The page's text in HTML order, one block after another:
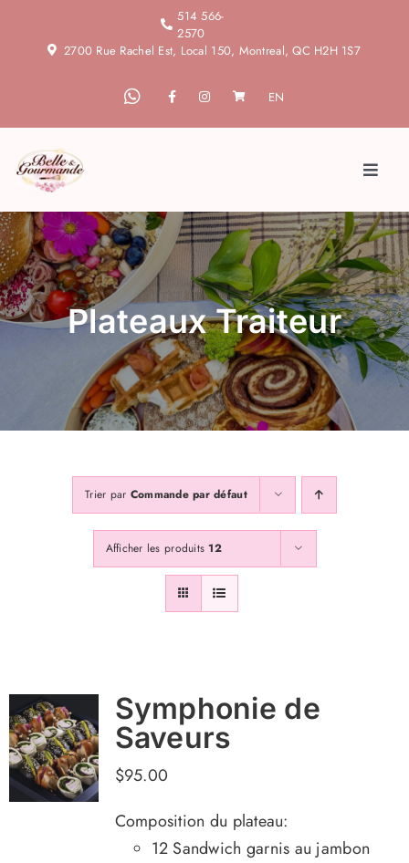
514 566-
2570
2700 Rue Rachel Est, Local 150, Montreal, QC H2H 1S7
EN
Toggle
Accueil
À propos
Services
Contactss
Plateaux Traiteur
Trier par Commande par défaut
Afficher les produits12
Symphonie de
Saveurs
$95.00
Composition du plateau:
12 Sandwich garnis au jambon